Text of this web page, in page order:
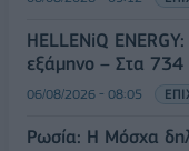
HELLENiQ
εξάμηνο – Στα 734
06/08/2026 - 08:05
Ρωσία: Η Μόσχα